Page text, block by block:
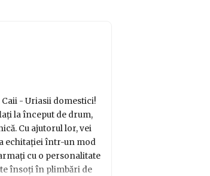
- Uriasii domestici!
la început de drum,
Cu ajutorul lor, vei
echitației într-un mod
cu o personalitate
însoți în plimbări de